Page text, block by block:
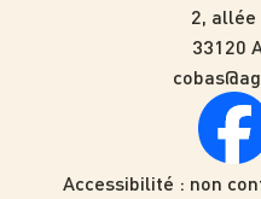
2, allée
33120
Accessibilité : non